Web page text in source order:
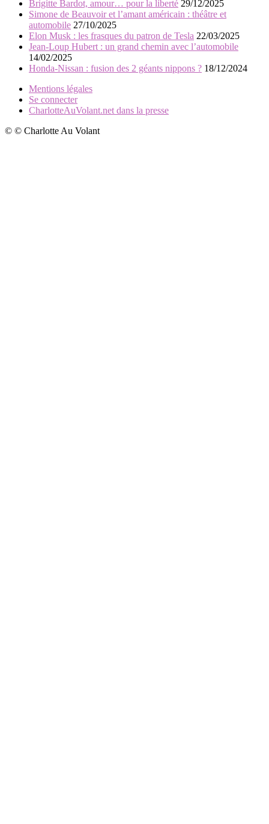
Brigitte Bardot, amour… pour la liberté 29/12/2025
Simone de Beauvoir et l’amant américain : théâtre et
automobile 27/10/2025
Elon Musk : les frasques du patron de Tesla 22/03/2025
Jean-Loup Hubert : un grand chemin avec l’automobile
14/02/2025
Honda-Nissan : fusion des 2 géants nippons ? 18/12/2024
Mentions légales
Se connecter
CharlotteAuVolant.net dans la presse
© © Charlotte Au Volant